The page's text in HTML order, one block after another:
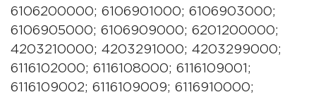
6106200000; 6106901000; 6106903000;
6106905000; 6106909000; 6201200000;
4203210000; 4203291000; 4203299000;
6116102000; 6116108000; 6116109001;
6116109002; 6116109009; 6116910000;